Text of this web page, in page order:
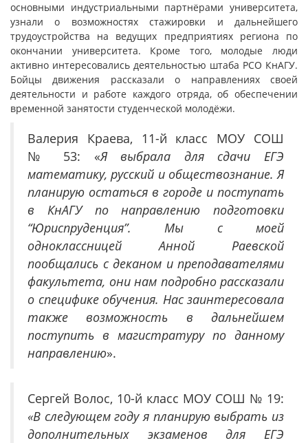
основными индустриальными партнёрами университета,
узнали о возможностях стажировки и дальнейшего
трудоустройства на ведущих предприятиях региона по
окончании университета. Кроме того, молодые люди
активно интересовались деятельностью штаба РСО КнАГУ.
Бойцы движения рассказали о направлениях своей
деятельности и работе каждого отряда, об обеспечении
временной занятости студенческой молодёжи.
Валерия Краева, 11-й класс МОУ СОШ
№ 53: «Я выбрала для сдачи ЕГЭ
математику, русский и обществознание. Я
планирую остаться в городе и поступать
в КнАГУ по направлению подготовки
“Юриспруденция”. Мы с моей
одноклассницей Анной Раевской
пообщались с деканом и преподавателями
факультета, они нам подробно рассказали
о специфике обучения. Нас заинтересовала
также возможность в дальнейшем
поступить в магистратуру по данному
направлению».
Сергей Волос, 10-й класс МОУ СОШ № 19:
«В следующем году я планирую выбрать из
дополнительных экзаменов для ЕГЭ